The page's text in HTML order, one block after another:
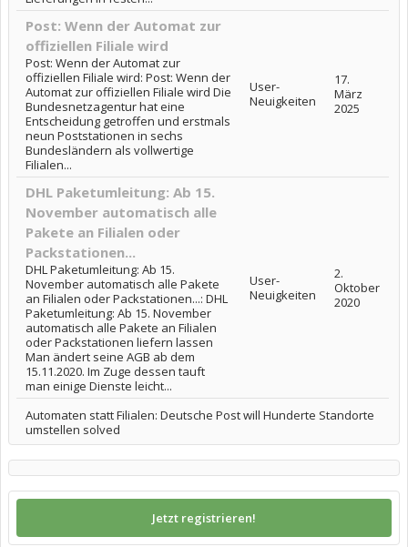
Post: Wenn der Automat zur
offiziellen Filiale wird
Post: Wenn der Automat zur
offiziellen Filiale wird: Post: Wenn der
Automat zur offiziellen Filiale wird Die
Bundesnetzagentur hat eine
Entscheidung getroffen und erstmals
neun Poststationen in sechs
Bundesländern als vollwertige
Filialen...
User-
Neuigkeiten
17.
März
2025
DHL Paketumleitung: Ab 15.
November automatisch alle
Pakete an Filialen oder
Packstationen...
DHL Paketumleitung: Ab 15.
November automatisch alle Pakete
an Filialen oder Packstationen...: DHL
Paketumleitung: Ab 15. November
automatisch alle Pakete an Filialen
oder Packstationen liefern lassen
Man ändert seine AGB ab dem
15.11.2020. Im Zuge dessen tauft
man einige Dienste leicht...
User-
Neuigkeiten
2.
Oktober
2020
Automaten statt Filialen: Deutsche Post will Hunderte Standorte
umstellen solved
Jetzt registrieren!